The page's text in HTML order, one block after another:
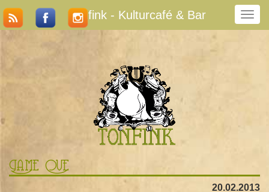
N
a
s
c
Tonfink - Kulturcafé & Bar
Game Ove
20.02.2013